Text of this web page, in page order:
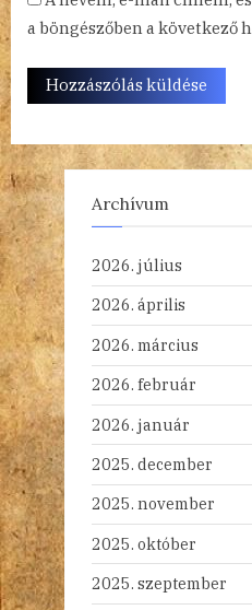
a böngészőben a következő
Archívum
2026. július
2026. április
2026. március
2026. február
2026. január
2025. december
2025. november
2025. október
2025. szeptember